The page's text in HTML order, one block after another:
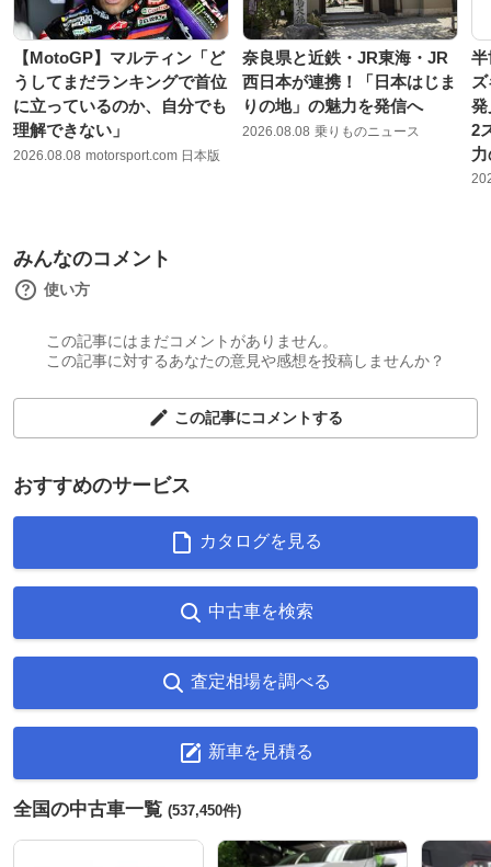
【MotoGP】マルティン「ど
うしてまだランキングで首位
に立っているのか、自分でも
理解できない」
2026.08.08 motorsport.com 日本版
奈良県と近鉄・JR東海・JR
西日本が連携！「日本はじま
りの地」の魅力を発信へ
2026.08.08 乗りものニュース
半
発
2
みんなのコメント
使い方
この記事にはまだコメントがありません。
この記事に対するあなたの意見や感想を投稿しませんか？
この記事にコメントする
おすすめのサービス
カタログを見る
中古車を検索
査定相場を調べる
新車を見積る
全国の中古車一覧 (537,450件)